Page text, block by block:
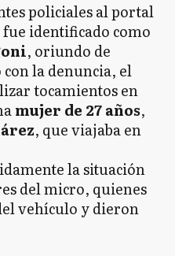
policiales al portal
fue identificado como
, oriundo de
con la denuncia, el
tocamientos en
mujer de 27 años,
, que viajaba en
la situación
del micro, quienes
vehículo y dieron